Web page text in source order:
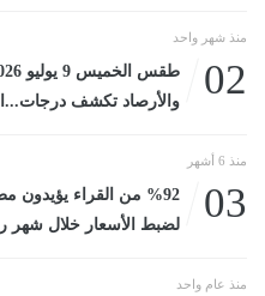
منذ شهر واحد
02
والأرصاد تكشف درجات...اليوم الخميس،
منذ 6 أشهر
03
%92 من القراء
لضبط الأسعار خلال شهر
منذ عام واحد